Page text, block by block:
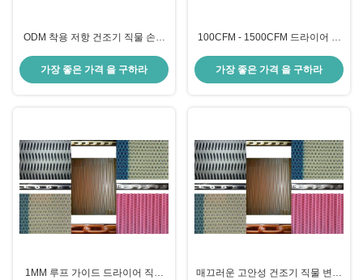
ODM 착용 저항 건조기 직물 손상
가장 좋은 가격 을 구하라
100CFM - 1500CFM 드라이어 직
라이어 직물
가장 좋은 가격 을 구하라
1MM 루프 가이드 드라이어 직물
매끄러운 고안성 건조기 직물 변형